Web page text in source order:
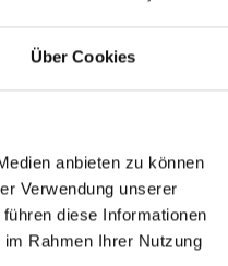
Über Cookies
anbieten zu können
Verwendung unserer
diese Informationen
Rahmen Ihrer Nutzung
Fakten und
und
vor diesen
kannst, sondern